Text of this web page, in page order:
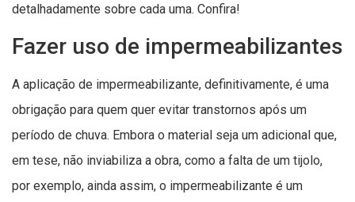
detalhadamente sobre cada uma. Confira!
Fazer uso de impermeabilizantes
A aplicação de impermeabilizante, definitivamente, é uma
obrigação para quem quer evitar transtornos após um
período de chuva. Embora o material seja um adicional que,
em tese, não inviabiliza a obra, como a falta de um tijolo,
por exemplo, ainda assim, o impermeabilizante é um